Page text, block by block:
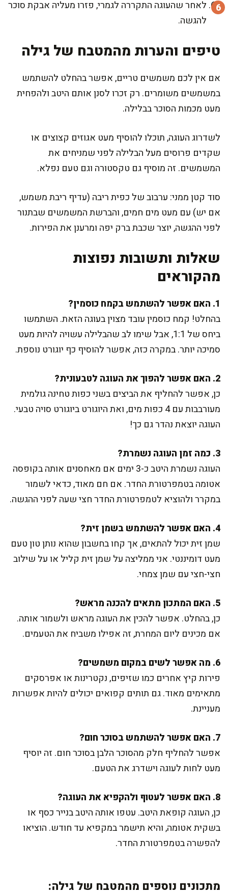
לאחר שהעוגה התקררה לגמרי, פזרו מעליה אבקת סוכר
להגשה.
טיפים והערות מהמטבח של גילה
אם אין לכם משמשים טריים, אפשר בהחלט להשתמש
במשמשים משומרים. רק זכרו לסנן אותם היטב ולהפחית
מעט מכמות הסוכר בבלילה.
לשדרוג העוגה, תוכלו להוסיף מעט אגוזים קצוצים או
שקדים פרוסים מעל הבלילה לפני שמניחים את
המשמשים. זה מוסיף גם טקסטורה וגם טעם נפלא.
סוד קטן ממני: ערבוב של כפית ריבה (עדיף ריבת משמש,
אם יש) עם מעט מים חמים, והברשת המשמשים שבתנור
לפני ההגשה, יוצר שכבת ברק יפה ומרענן את הפירות.
שאלות ותשובות נפוצות
מהקוראים
1. האם אפשר להשתמש בקמח כוסמין?
בהחלט! קמח כוסמין עובד מצוין בעוגה הזאת. השתמשו
ביחס של 1:1, אבל שימו לב שהבלילה עשויה להיות מעט
סמיכה יותר. במקרה כזה, אפשר להוסיף כף יוגורט נוספת.
2. האם אפשר להפוך את העוגה לטבעונית?
כן, אפשר להחליף את הביצים בשני כפות טחינה גולמית
מעורבבות עם 4 כפות מים, ואת היוגורט ביוגורט סויה טבעי.
העוגה יוצאת נהדר גם כך!
3. כמה זמן העוגה נשמרת?
העוגה נשמרת היטב כ-3 ימים אם מאחסנים אותה בקופסה
אטומה בטמפרטורת החדר. אם חם מאוד, כדאי לשמור
במקרר ולהוציא לטמפרטורת החדר חצי שעה לפני ההגשה.
4. האם אפשר להשתמש בשמן זית?
שמן זית יכול להתאים, אך קחו בחשבון שהוא נותן טון טעם
מעט דומיננטי. אני ממליצה על שמן זית קליל או על שילוב
חצי-חצי עם שמן צמחי.
5. האם המתכון מתאים להכנה מראש?
כן, בהחלט. אפשר להכין את העוגה מראש ולשמור אותה.
אם מכינים ליום המחרת, זה אפילו משביח את הטעמים.
6. מה אפשר לשים במקום משמשים?
פירות קיץ אחרים כמו שזיפים, נקטרינות או אפרסקים
מתאימים מאוד. גם תותים קפואים יכולים להיות אפשרות
מעניינת.
7. האם אפשר להשתמש בסוכר חום?
אפשר להחליף חלק מהסוכר הלבן בסוכר חום. זה יוסיף
מעט לחות לעוגה וישדרג את הטעם.
8. האם אפשר לעטוף ולהקפיא את העוגה?
כן, העוגה קופאת היטב. עטפו אותה היטב בנייר כסף או
בשקית אטומה, והיא תישמר במקפיא עד חודש. הוציאו
להפשרה בטמפרטורת החדר.
מתכונים נוספים מהמטבח של גילה: